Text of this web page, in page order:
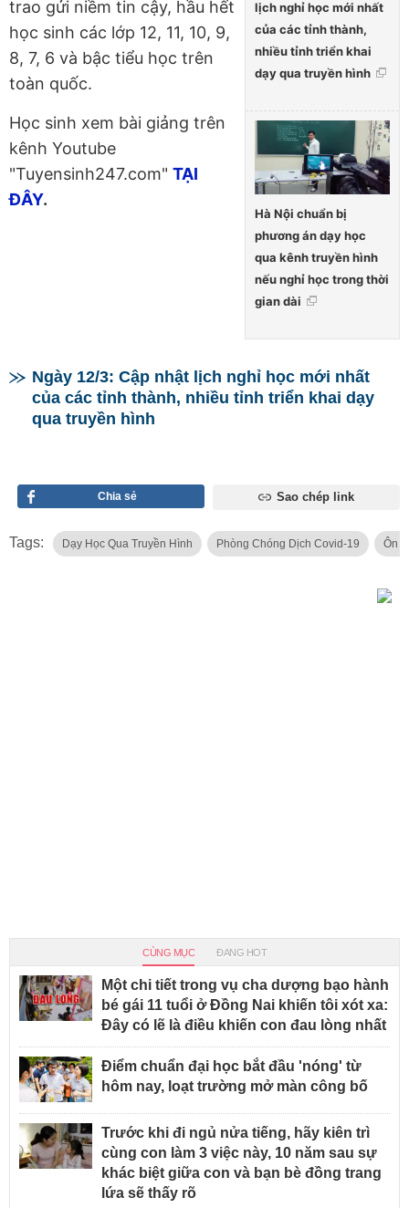
lịch nghỉ học mới nhất
của các tỉnh thành,
nhiều tỉnh triển khai
dạy qua truyền hình
Hà Nội chuẩn bị
phương án dạy học
qua kênh truyền hình
nếu nghỉ học trong thời
gian dài
trao gửi niềm tin cậy, hầu hết
học sinh các lớp 12, 11, 10, 9,
8, 7, 6 và bậc tiểu học trên
toàn quốc.
Học sinh xem bài giảng trên
kênh Youtube
"Tuyensinh247.com" TẠI
ĐÂY.
Ngày 12/3: Cập nhật lịch nghỉ học mới nhất
của các tỉnh thành, nhiều tỉnh triển khai dạy
qua truyền hình
Chia sẻ Sao chép link
Tags: Dạy Học Qua Truyền Hình Phòng Chóng Dịch Covid-19 Ôn
CÙNG MỤC ĐANG HOT
Một chi tiết trong vụ cha dượng bạo hành
bé gái 11 tuổi ở Đồng Nai khiến tôi xót xa:
Đây có lẽ là điều khiến con đau lòng nhất
Điểm chuẩn đại học bắt đầu 'nóng' từ
hôm nay, loạt trường mở màn công bố
Trước khi đi ngủ nửa tiếng, hãy kiên trì
cùng con làm 3 việc này, 10 năm sau sự
khác biệt giữa con và bạn bè đồng trang
lứa sẽ thấy rõ